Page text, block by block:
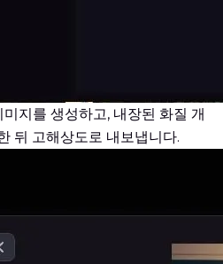
지를 생성하고, 내장된 화질 개
뒤 고해상도로 내보냅니다.